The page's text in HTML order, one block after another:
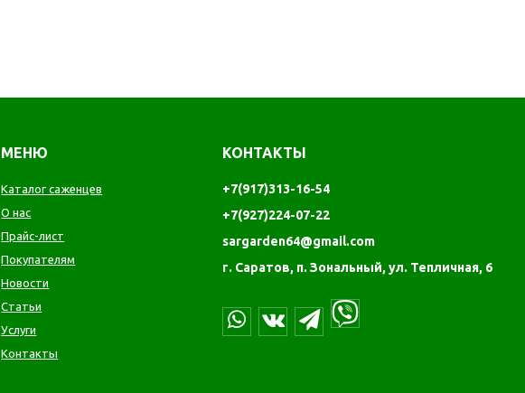
МЕНЮ
Каталог саженцев
О нас
Прайс-лист
Покупателям
Новости
Статьи
Услуги
Контакты
КОНТАКТЫ
+7(917)313-16-54
+7(927)224-07-22
sargarden64@gmail.com
г. Саратов, п. Зональный, ул. Тепличная, 6